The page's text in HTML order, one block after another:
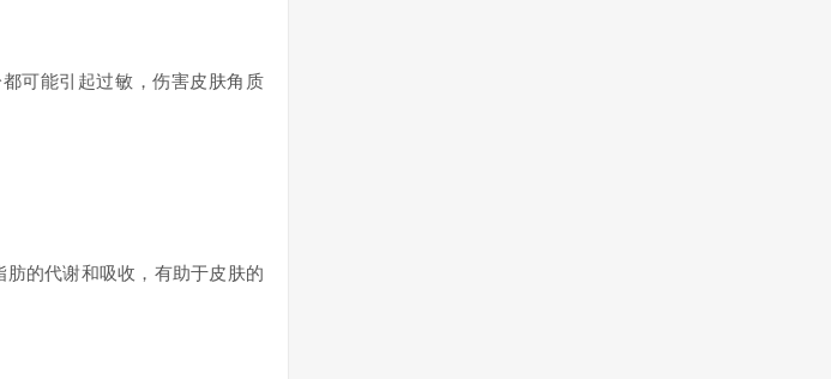
可能引起过敏，伤害皮肤角质
的代谢和吸收，有助于皮肤的